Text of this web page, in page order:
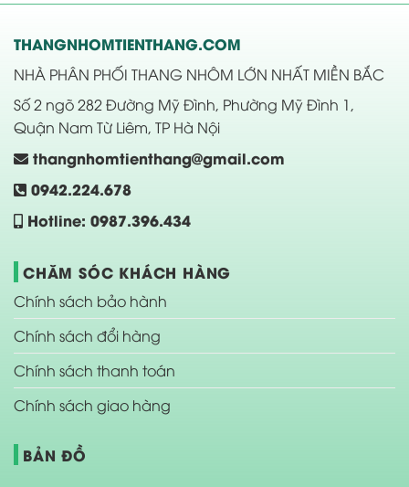
THANGNHOMTIENTHANG.COM
NHÀ PHÂN PHỐI THANG NHÔM LỚN NHẤT MIỀN BẮC
Số 2 ngõ 282 Đường Mỹ Đình, Phường Mỹ Đình 1,
Quận Nam Từ Liêm, TP Hà Nội
thangnhomtienthang@gmail.com
0942.224.678
Hotline: 0987.396.434
CHĂM SÓC KHÁCH HÀNG
Chính sách bảo hành
Chính sách đổi hàng
Chính sách thanh toán
Chính sách giao hàng
BẢN ĐỒ